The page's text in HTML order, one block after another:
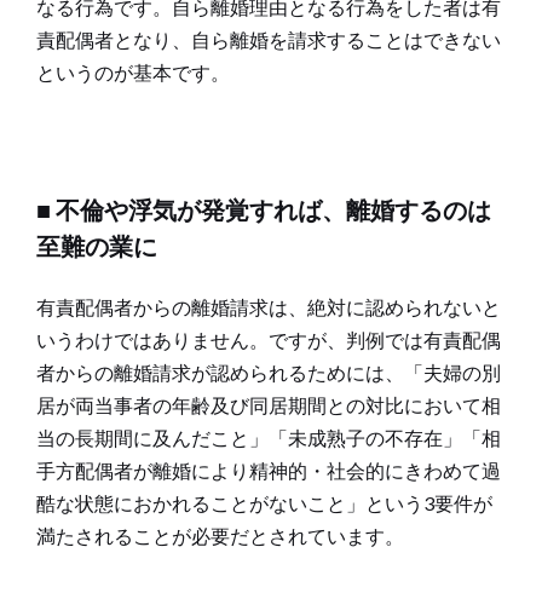
なる行為です。自ら離婚理由となる行為をした者は有
責配偶者となり、自ら離婚を請求することはできない
というのが基本です。
■ 不倫や浮気が発覚すれば、離婚するのは
至難の業に
有責配偶者からの離婚請求は、絶対に認められないと
いうわけではありません。ですが、判例では有責配偶
者からの離婚請求が認められるためには、「夫婦の別
居が両当事者の年齢及び同居期間との対比において相
当の長期間に及んだこと」「未成熟子の不存在」「相
手方配偶者が離婚により精神的・社会的にきわめて過
酷な状態におかれることがないこと」という3要件が
満たされることが必要だとされています。